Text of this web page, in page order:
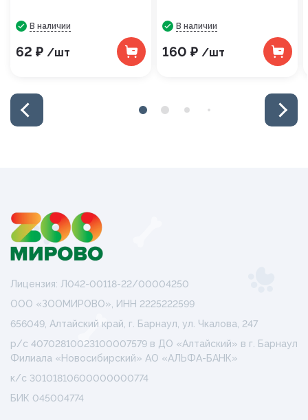
В наличии
62 ₽ /шт
В наличии
160 ₽ /шт
Лицензия: Л042-00118-22/00004250
ООО «ЗООМИРОВО», ИНН 2225222599
656049, Алтайский край, г. Барнаул, ул. Чкалова, 247
р/с 40702810023100007579 в ДО «Алтайский» в г. Барнаул
Филиала «Новосибирский» АО «АЛЬФА-БАНК»
к/с 30101810600000000774
БИК 045004774